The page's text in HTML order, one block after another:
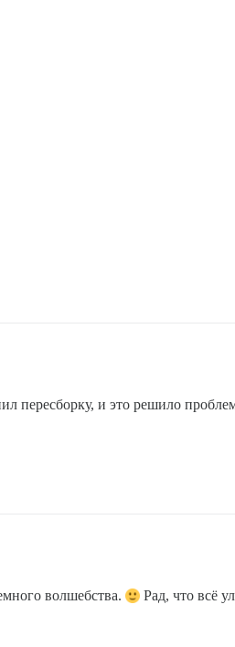
пересборку, и это решило
волшебства. Рад, что всё